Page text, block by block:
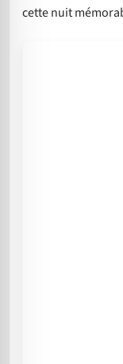
cette nuit